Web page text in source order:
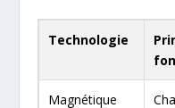
Technologie
Magnétique